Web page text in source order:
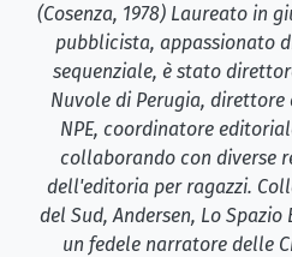
(Cosenza, 1978) Laureato in
pubblicista, appassionato
sequenziale, è stato
Nuvole di Perugia,
NPE, coordinatore
collaborando con diverse
dell'editoria per ragazzi.
del Sud, Andersen, Lo Spazio
un fedele narratore delle